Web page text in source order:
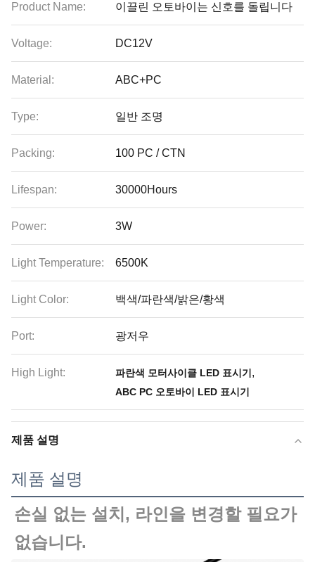
Product Name: 이끌린 오토바이는 신호를 돌립니다
Voltage: DC12V
Material: ABC+PC
Type: 일반 조명
Packing: 100 PC / CTN
Lifespan: 30000Hours
Power: 3W
Light Temperature: 6500K
Light Color: 백색/파란색/밝은/황색
Port: 광저우
High Light: 파란색 모터사이클 LED 표시기 ,
ABC PC 오토바이 LED 표시기
제품 설명
제품 설명
손실 없는 설치, 라인을 변경할 필요가
없습니다.